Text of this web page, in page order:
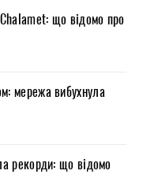
що відомо про
мережа вибухнула
рекорди: що відомо